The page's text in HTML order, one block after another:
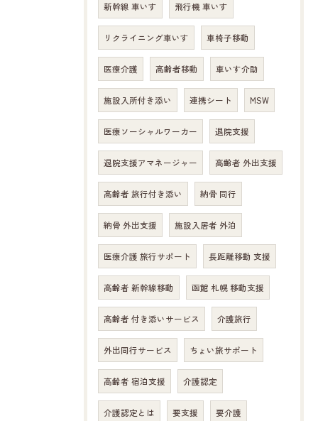
新幹線 車いす 飛行機 車いす
リクライニング車いす 車椅子移動
医療介護 高齢者移動 車いす介助
施設入所付き添い 連携シート MSW
医療ソーシャルワーカー 退院支援
退院支援アマネージャー 高齢者 外出支援
高齢者 旅行付き添い 納骨 同行
納骨 外出支援 施設入居者 外泊
医療介護 旅行サポート 長距離移動 支援
高齢者 新幹線移動 函館 札幌 移動支援
高齢者 付き添いサービス 介護旅行
外出同行サービス ちょい旅サポート
高齢者 宿泊支援 介護認定
介護認定とは 要支援 要介護